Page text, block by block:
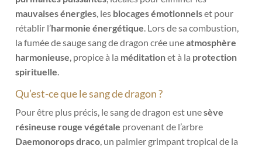
mauvaises énergies, les blocages émotionnelset pour
rétablir l’harmonie énergétique. Lors de sa combustion,
la fumée de sauge sang de dragon crée uneatmosphère
harmonieuse, propice à la méditationet à la protection
spirituelle.
Qu’est-ce que le sang de dragon ?
Pour être plus précis, lesang de dragon est unesève
résineuse rouge végétale provenant de l’arbre
Daemonorops draco, un palmier grimpant tropical de la